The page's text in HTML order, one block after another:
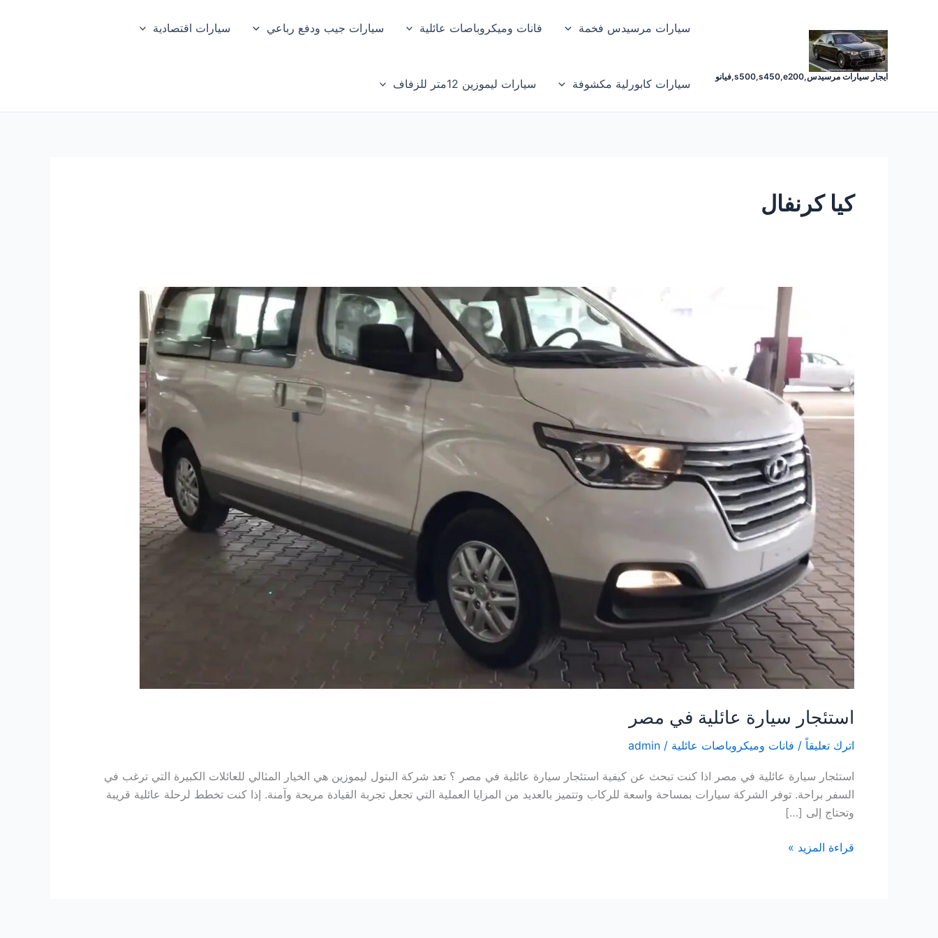
ايجار سيارات مرسيدس,s500,s450,e200,فيانو
سيارات مرسيدس فخمة فانات وميكروباصات عائلية سيارات جيب ودفع رباعي سيارات اقتصادية
سيارات كابورلية مكشوفة سيارات ليموزين 12متر للزفاف
كيا كرنفال
استئجار سيارة عائلية في مصر
اترك تعليقاً / فانات وميكروباصات عائلية /
admin
استئجار سيارة عائلية في مصر اذا كنت تبحث عن كيفية استئجار سيارة عائلية في مصر ؟ تعد شركة البتول ليموزين هي الخيار المثالي للعائلات الكبيرة التي ترغب في
السفر براحة. توفر الشركة سيارات بمساحة واسعة للركاب وتتميز بالعديد من المزايا العملية التي تجعل تجربة القيادة مريحة وآمنة. إذا كنت تخطط لرحلة عائلية قريبة
وتحتاج إلى […]
مصر
قراءة المزيد »